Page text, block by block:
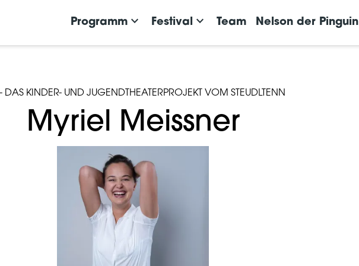
Programm keyboard_arrow_down Festival keyboard_arrow_down Team Nelson der Pinguin
Archiv keyboard_arrow_down
DAS KINDER- UND JUGENDTHEATERPROJEKT VOM STEUDLTENN
Myriel Meissner